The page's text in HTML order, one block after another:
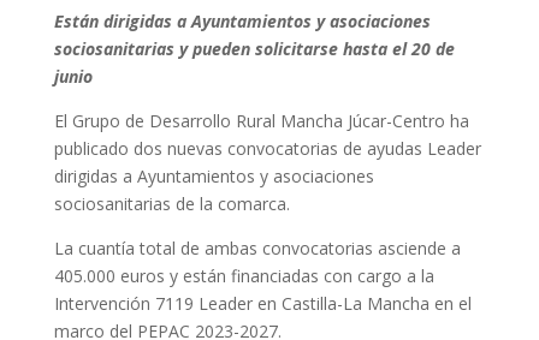
Están dirigidas a Ayuntamientos y asociaciones
sociosanitarias y pueden solicitarse hasta el 20 de
junio
El Grupo de Desarrollo Rural Mancha Júcar-Centro ha
publicado dos nuevas convocatorias de ayudas Leader
dirigidas a Ayuntamientos y asociaciones
sociosanitarias de la comarca.
La cuantía total de ambas convocatorias asciende a
405.000 euros y están financiadas con cargo a la
Intervención 7119 Leader en Castilla-La Mancha en el
marco del PEPAC 2023-2027.